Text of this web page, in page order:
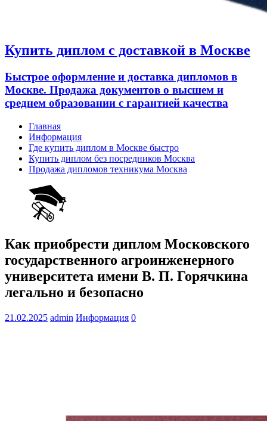
Купить диплом с доставкой в Москве
Быстрое оформление и доставка дипломов в
Москве. Продажа документов о высшем и
среднем образовании с гарантией качества
Главная
Информация
Где купить диплом в Москве быстро
Купить диплом без посредников Москва
Продажа дипломов техникума Москва
Как приобрести диплом Московского
государственного агроинженерного
университета имени В. П. Горячкина
легально и безопасно
21.02.2025 admin Информация 0